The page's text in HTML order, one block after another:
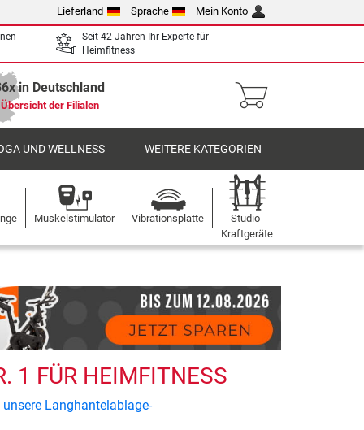
Lieferland Sprache Mein Konto
Seit 42 Jahren Ihr Experte für
Heimfitness
in Deutschland
Übersicht der Filialen
UND WELLNESS WEITERE KATEGORIEN
Muskelstimulator Vibrationsplatte
Studio-
Kraftgeräte
1 FÜR HEIMFITNESS
Langhantelablage-